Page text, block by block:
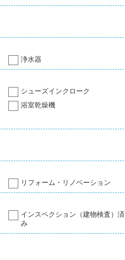
浄水器
シューズインクローク
浴室乾燥機
リフォーム・リノベーション
インスペクション（建物検査）済
み